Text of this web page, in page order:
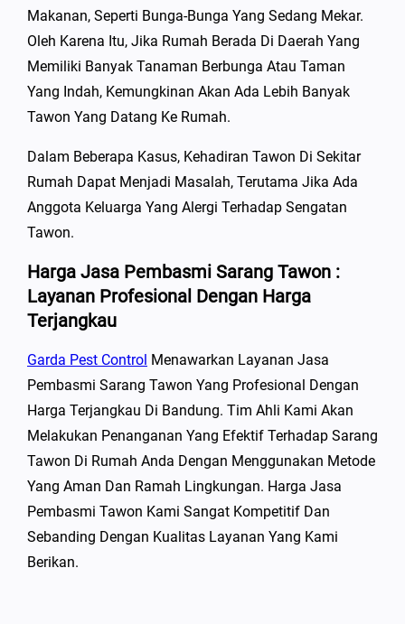
Makanan, Seperti Bunga-Bunga Yang Sedang Mekar.
Oleh Karena Itu, Jika Rumah Berada Di Daerah Yang
Memiliki Banyak Tanaman Berbunga Atau Taman
Yang Indah, Kemungkinan Akan Ada Lebih Banyak
Tawon Yang Datang Ke Rumah.
Dalam Beberapa Kasus, Kehadiran Tawon Di Sekitar
Rumah Dapat Menjadi Masalah, Terutama Jika Ada
Anggota Keluarga Yang Alergi Terhadap Sengatan
Tawon.
Harga Jasa Pembasmi Sarang Tawon :
Layanan Profesional Dengan Harga
Terjangkau
Garda Pest Control Menawarkan Layanan Jasa
Pembasmi Sarang Tawon Yang Profesional Dengan
Harga Terjangkau Di Bandung. Tim Ahli Kami Akan
Melakukan Penanganan Yang Efektif Terhadap Sarang
Tawon Di Rumah Anda Dengan Menggunakan Metode
Yang Aman Dan Ramah Lingkungan. Harga Jasa
Pembasmi Tawon Kami Sangat Kompetitif Dan
Sebanding Dengan Kualitas Layanan Yang Kami
Berikan.